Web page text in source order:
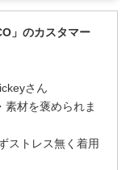
」のカスタマー
さん
材を褒められま
ストレス無く着用